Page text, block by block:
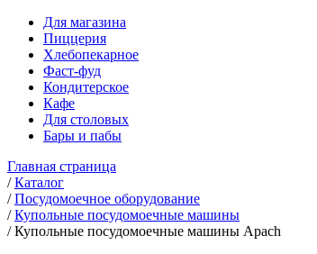
Для магазина
Пиццерия
Хлебопекарное
Фаст-фуд
Кондитерское
Кафе
Для столовых
Бары и пабы
Главная страница
/Каталог
/Посудомоечное оборудование
/Купольные посудомоечные машины
/Купольные посудомоечные машины Apach